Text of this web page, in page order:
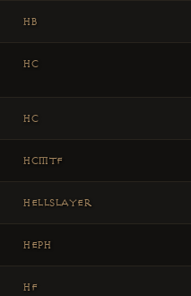
HB
HC
HC
HCMTF
HELLSLAYER
HEPH
HF